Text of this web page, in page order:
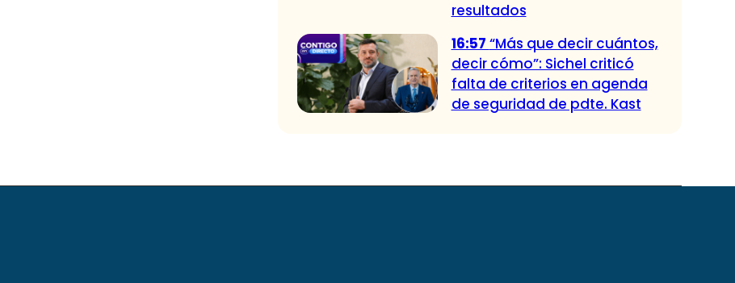
resultados
16:57 “Más que decir cuántos,
decir cómo”: Sichel criticó
falta de criterios en agenda
de seguridad de pdte. Kast